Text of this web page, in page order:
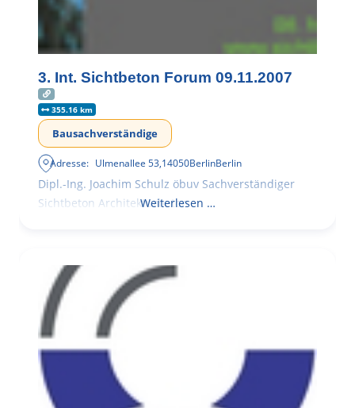
3. Int. Sichtbeton Forum 09.11.2007
355.16 km
Bausachverständige
Adresse: Ulmenallee 53,14050BerlinBerlin
Dipl.-Ing. Joachim Schulz öbuv Sachverständiger
Sichtbeton Architekturbeton
Weiterlesen …